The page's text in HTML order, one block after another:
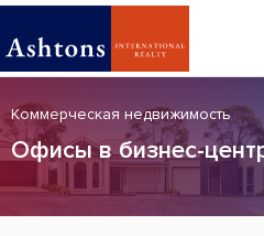
Коммерческая недвижимость
Офисы в бизнес-